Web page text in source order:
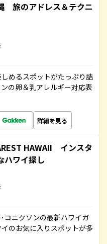
旅のアドレス＆テクニ
めるスポットがたっぷり詰
の卵＆乳アレルギー対応表
詳細を見る
HAWAII インスタ
ハワイ探し
コニクソンの最新ハワイガ
のお気に入りスポットが多